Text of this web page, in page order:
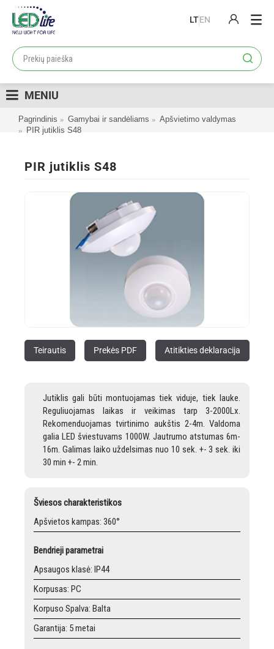
LTEN
PRODUKTAI
LOJALUMO PROGRAMA
KATALOGAI
KONTAKTAI
MENIU
Pagrindinis Gamybai ir sandėliams
Apšvietimo valdymas
PIR jutiklis S48
PIR jutiklis S48
Teirautis Prekės PDF Atitikties deklaracija
Jutiklis gali būti montuojamas tiek viduje, tiek lauke.
Reguliuojamas laikas ir veikimas tarp 3-2000Lx.
Rekomenduojamas tvirtinimo aukštis 2-4m. Valdoma
galia LED šviestuvams 1000W. Jautrumo atstumas 6m-
16m. Galimas laiko uždelsimas nuo 10 sek. +- 3 sek. iki
30 min +- 2 min.
Šviesos charakteristikos
Apšvietos kampas: 360°
Bendrieji parametrai
Apsaugos klasė: IP44
Korpusas: PC
Korpuso Spalva: Balta
Garantija: 5 metai